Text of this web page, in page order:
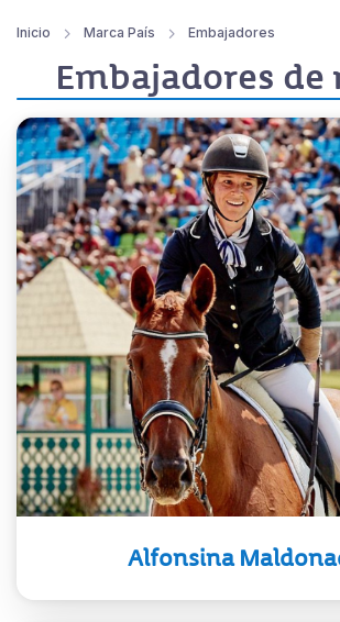
Inicio Marca País Embajadores
Embajadores de
Atleta paralímpica,
instructora de
Referente de superación,
resiliencia, llevando la
valores de Uruguay al
través del
Alfonsina